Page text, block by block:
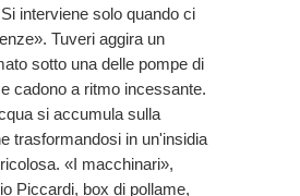
interviene solo quando ci
Tuveri aggira un
sotto una delle pompe di
cadono a ritmo incessante.
si accumula sulla
trasformandosi in un'insidia
«I macchinari»,
Piccardi, box di pollame,